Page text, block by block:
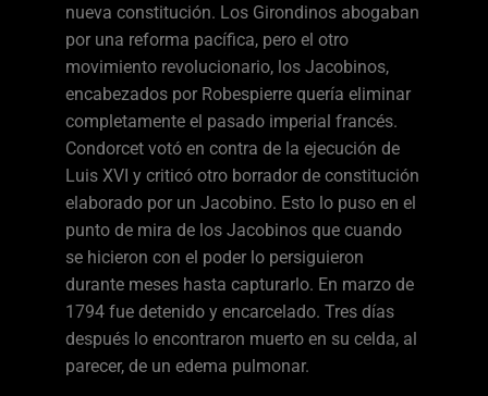
nueva constitución. Los Girondinos abogaban
por una reforma pacífica, pero el otro
movimiento revolucionario, los Jacobinos,
encabezados por Robespierre quería eliminar
completamente el pasado imperial francés.
Condorcet votó en contra de la ejecución de
Luis XVI y criticó otro borrador de constitución
elaborado por un Jacobino. Esto lo puso en el
punto de mira de los Jacobinos que cuando
se hicieron con el poder lo persiguieron
durante meses hasta capturarlo. En marzo de
1794 fue detenido y encarcelado. Tres días
después lo encontraron muerto en su celda, al
parecer, de un edema pulmonar.